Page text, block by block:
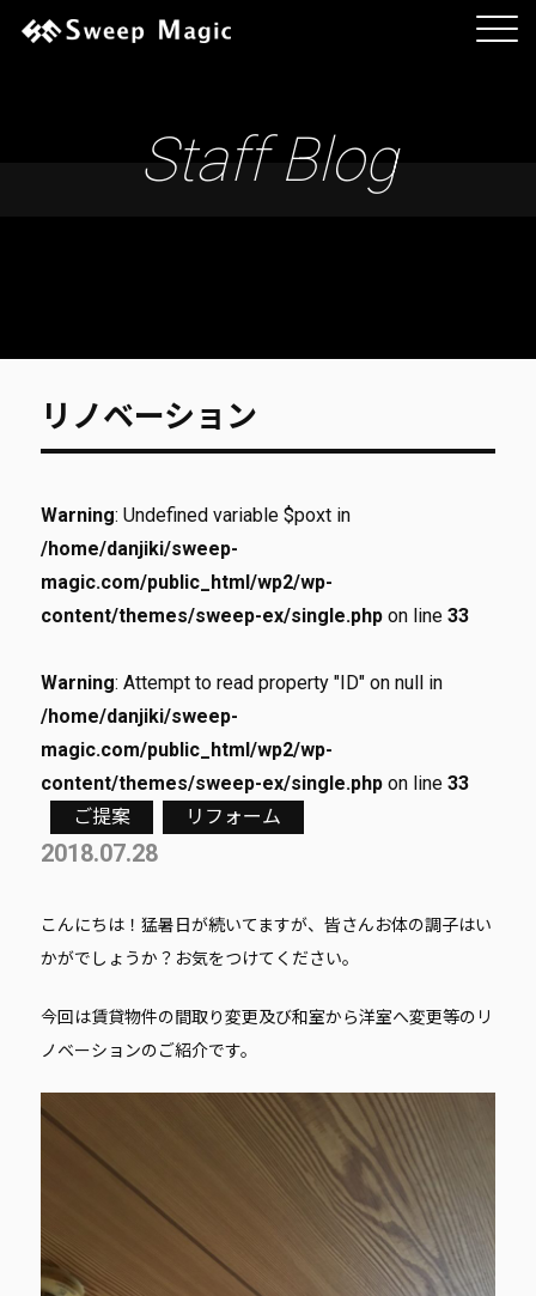
Staff Blog
リノベーション
Warning: Undefined variable $poxt in
/home/danjiki/sweep-
magic.com/public_html/wp2/wp-
content/themes/sweep-ex/single.phpon line 33
Warning: Attempt to read property "ID" on null in
/home/danjiki/sweep-
magic.com/public_html/wp2/wp-
content/themes/sweep-ex/single.phpon line 33
ご提案
リフォーム
2018.07.28
こんにちは！猛暑日が続いてますが、皆さんお体の調子はい
かがでしょうか？お気をつけてください。
今回は賃貸物件の間取り変更及び和室から洋室へ変更等のリ
ノベーションのご紹介です。